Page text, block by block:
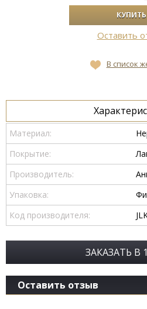
Оставить
В список
Материал:
Покрытие:
Производитель:
Упаковка:
Код производителя:
ЗАКАЗАТЬ В
Оставить отзыв